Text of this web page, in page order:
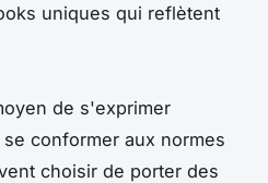
uniques qui reflètent
de s'exprimer
conformer aux normes
choisir de porter des